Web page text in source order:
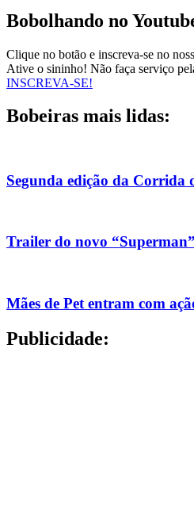
Bobolhando no
Clique no botão e inscreva-se no
Ative o sininho! Não faça serviço
INSCREVA-SE!
Bobeiras mais lidas:
Segunda edição da Corrida
Trailer do novo
Mães de Pet entram com
Publicidade: